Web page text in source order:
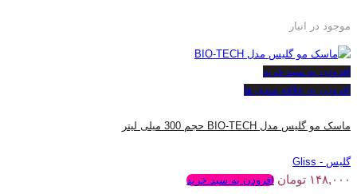
موجود در انبار
افزودن به سبد خرید
افزودن به علاقه مندی ها
ماسک مو گلیس مدل BIO-TECH حجم 300 میلی لیتر
گلیس - Gliss
۱۴۸,۰۰۰ تومان افزودن به سبد خرید